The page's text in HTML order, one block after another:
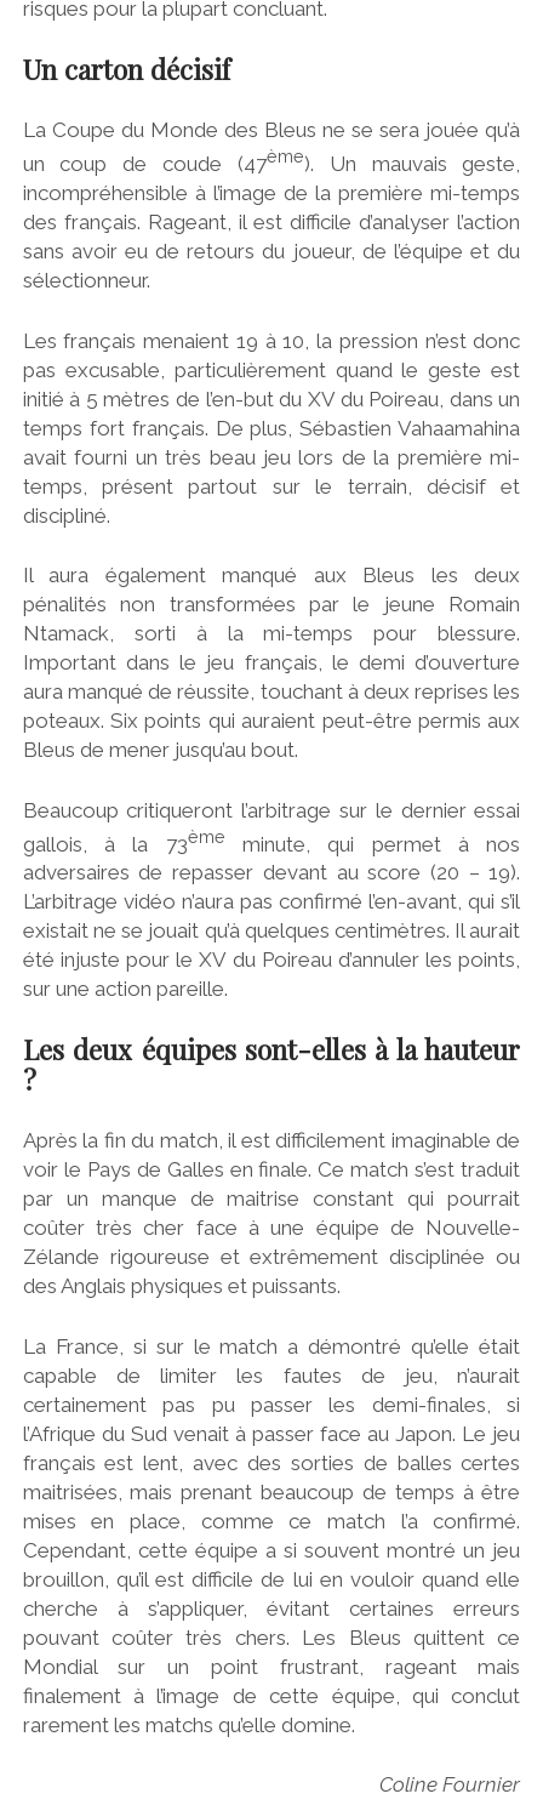
risques pour la plupart concluant.
Un carton décisif
La Coupe du Monde des Bleus ne se sera jouée qu’à
un coup de coude (47ème). Un mauvais geste,
incompréhensible à l’image de la première mi-temps
des français. Rageant, il est difficile d’analyser l’action
sans avoir eu de retours du joueur, de l’équipe et du
sélectionneur.
Les français menaient 19 à 10, la pression n’est donc
pas excusable, particulièrement quand le geste est
initié à 5 mètres de l’en-but du XV du Poireau, dans un
temps fort français. De plus, Sébastien Vahaamahina
avait fourni un très beau jeu lors de la première mi-
temps, présent partout sur le terrain, décisif et
discipliné.
Il aura également manqué aux Bleus les deux
pénalités non transformées par le jeune Romain
Ntamack, sorti à la mi-temps pour blessure.
Important dans le jeu français, le demi d’ouverture
aura manqué de réussite, touchant à deux reprises les
poteaux. Six points qui auraient peut-être permis aux
Bleus de mener jusqu’au bout.
Beaucoup critiqueront l’arbitrage sur le dernier essai
gallois, à la 73ème
minute, qui permet à nos
adversaires de repasser devant au score (20 – 19).
L’arbitrage vidéo n’aura pas confirmé l’en-avant, qui s’il
existait ne se jouait qu’à quelques centimètres. Il aurait
été injuste pour le XV du Poireau d’annuler les points,
sur une action pareille.
Les deux équipes sont-elles à la hauteur
?
Après la fin du match, il est difficilement imaginable de
voir le Pays de Galles en finale. Ce match s’est traduit
par un manque de maitrise constant qui pourrait
coûter très cher face à une équipe de Nouvelle-
Zélande rigoureuse et extrêmement disciplinée ou
des Anglais physiques et puissants.
La France, si sur le match a démontré qu’elle était
capable de limiter les fautes de jeu, n’aurait
certainement pas pu passer les demi-finales, si
l’Afrique du Sud venait à passer face au Japon. Le jeu
français est lent, avec des sorties de balles certes
maitrisées, mais prenant beaucoup de temps à être
mises en place, comme ce match l’a confirmé.
Cependant, cette équipe a si souvent montré un jeu
brouillon, qu’il est difficile de lui en vouloir quand elle
cherche à s’appliquer, évitant certaines erreurs
pouvant coûter très chers. Les Bleus quittent ce
Mondial sur un point frustrant, rageant mais
finalement à l’image de cette équipe, qui conclut
rarement les matchs qu’elle domine.
Coline Fournier